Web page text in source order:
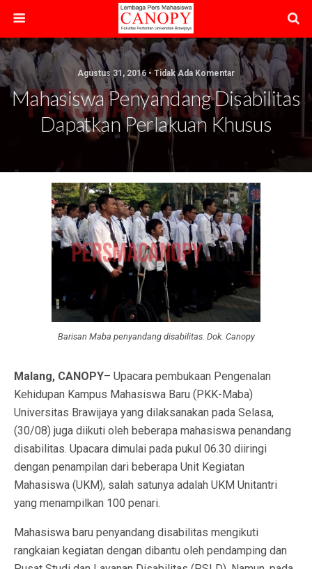
Agustus 31, 2016 • Tidak Ada Komentar
Mahasiswa Penyandang Disabilitas
Dapatkan Perlakuan Khusus
Barisan Maba penyandang disabilitas. Dok. Canopy
Malang, CANOPY– Upacara pembukaan Pengenalan
Kehidupan Kampus Mahasiswa Baru (PKK-Maba)
Universitas Brawijaya yang dilaksanakan pada Selasa,
(30/08) juga diikuti oleh beberapa mahasiswa penandang
disabilitas. Upacara dimulai pada pukul 06.30 diiringi
dengan penampilan dari beberapa Unit Kegiatan
Mahasiswa (UKM), salah satunya adalah UKM Unitantri
yang menampilkan 100 penari.
Mahasiswa baru penyandang disabilitas mengikuti
rangkaian kegiatan dengan dibantu oleh pendamping dan